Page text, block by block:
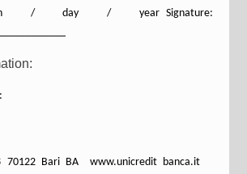
/ day / year Signature:
70122 Bari BA www.unicredit banca.it